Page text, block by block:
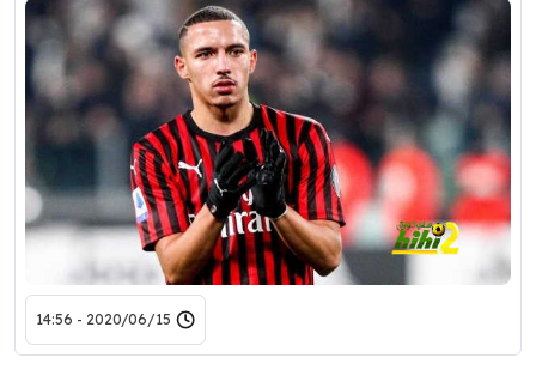
2020/06/15 - 14:56